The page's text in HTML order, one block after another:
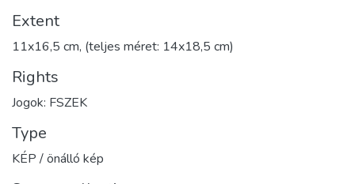
Extent
11x16,5 cm, (teljes méret: 14x18,5 cm)
Rights
Jogok: FSZEK
Type
KÉP / önálló kép